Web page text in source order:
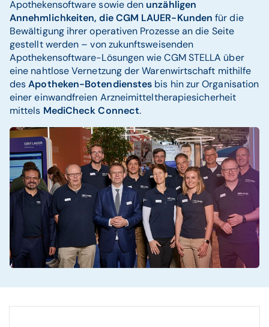
Apothekensoftware sowie den unzähligen
Annehmlichkeiten, die CGM LAUER-Kunden für die
Bewältigung ihrer operativen Prozesse an die Seite
gestellt werden – von zukunftsweisenden
Apothekensoftware-Lösungen wie CGM STELLA über
eine nahtlose Vernetzung der Warenwirtschaft mithilfe
desApotheken-Botendienstes bis hin zur Organisation
einer einwandfreien Arzneimitteltherapiesicherheit
mittels MediCheck Connect.